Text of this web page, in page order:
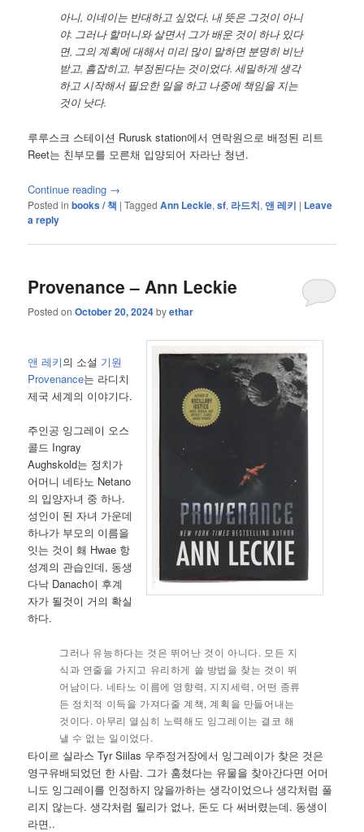
아니, 이네이는 반대하고 싶었다, 내 뜻은 그것이 아니
야. 그러나 할머니와 살면서 그가 배운 것이 하나 있다
면, 그의 계획에 대해서 미리 많이 말하면 분명히 비난
받고, 흠잡히고, 부정된다는 것이었다. 세밀하게 생각
하고 시작해서 필요한 일을 하고 나중에 책임을 지는
것이 낫다.
루루스크 스테이션 Rurusk station에서 연락원으로 배정된 리트
Reet는 친부모를 모른채 입양되어 자라난 청년.
Continue reading →
Posted in books / 책 |Tagged Ann Leckie,sf, 라드치,앤 레키 | Leave
a reply
Provenance – Ann Leckie
Posted onOctober 20, 2024byethar
앤 레키의 소설 기원
Provenance는 라디치
제국 세계의 이야기다.
주인공 잉그레이 오스
콜드 Ingray
Aughskold는 정치가
어머니 네타노 Netano
의 입양자녀 중 하나.
성인이 된 자녀 가운데
하나가 부모의 이름을
잇는 것이 홰 Hwae 항
성계의 관습인데, 동생
다낙 Danach이 후계
자가 될것이 거의 확실
하다.
그러나 유능하다는 것은 뛰어난 것이 아니다. 모든 지
식과 연줄을 가지고 유리하게 쓸 방법을 찾는 것이 뛰
어남이다. 네타노 이름에 영향력, 지지세력, 어떤 종류
든 정치적 이득을 가져다줄 계책, 계획을 만들어내는
것이다. 아무리 열심히 노력해도 잉그레이는 결코 해
낼 수 없는 일이었다.
타이르 실라스 Tyr Siilas 우주정거장에서 잉그레이가 찾은 것은
영구유배되었던 한 사람. 그가 훔쳤다는 유물을 찾아간다면 어머
니도 잉그레이를 인정하지 않을까하는 생각이었으나 생각처럼 풀
리지 않는다. 생각처럼 될리가 없나, 돈도 다 써버렸는데. 동생이
라면..